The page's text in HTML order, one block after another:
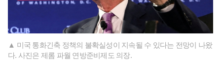
▲ 미국 통화긴축 정책의 불확실성이 지속될 수 있다는 전망이 나왔
다. 사진은 제롬 파월 연방준비제도 의장.